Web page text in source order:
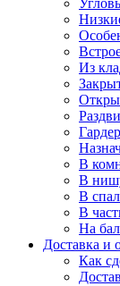
Из
В
В
В
В
На
Доставка и
Как